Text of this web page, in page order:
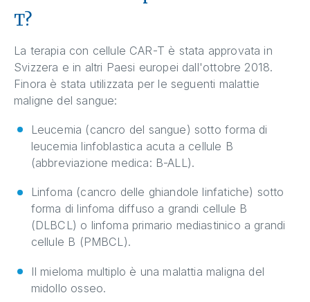
T?
La terapia con cellule CAR-T è stata approvata in
Svizzera e in altri Paesi europei dall'ottobre 2018.
Finora è stata utilizzata per le seguenti malattie
maligne del sangue:
Leucemia (cancro del sangue) sotto forma di
leucemia linfoblastica acuta a cellule B
(abbreviazione medica: B-ALL).
Linfoma (cancro delle ghiandole linfatiche) sotto
forma di linfoma diffuso a grandi cellule B
(DLBCL) o linfoma primario mediastinico a grandi
cellule B (PMBCL).
Il mieloma multiplo è una malattia maligna del
midollo osseo.